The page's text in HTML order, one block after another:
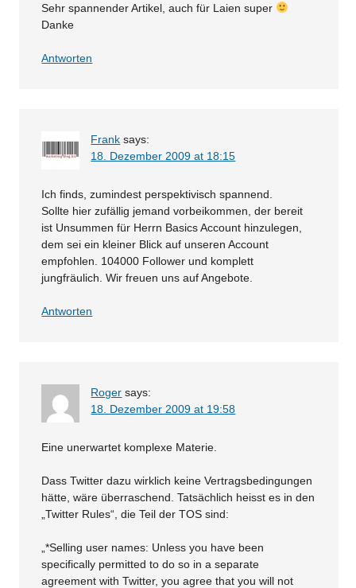
Sehr spannender Artikel, auch für Laien super
Danke
Antworten
Frank says:
18. Dezember 2009 at 18:15
Ich finds, zumindest perspektivisch spannend.
Sollte hier zufällig jemand vorbeikommen, der bereit
ist Unsummen für Herrn Basics Account hinzulegen,
dem sei ein kleiner Blick auf unseren Account
empfohlen. 104000 Follower und komplett
jungfräulich. Wir freuen uns auf Angebote.
Antworten
Roger says:
18. Dezember 2009 at 19:58
Eine unerwartet komplexe Materie.
Dass Twitter dazu wirklich keine Vertragsbedingungen
hätte, wäre überraschend. Tatsächlich heisst es in den
„Twitter Rules“, die Teil der TOS sind:
„*Selling user names: Unless you have been
specifically permitted to do so in a separate
agreement with Twitter, you agree that you will not